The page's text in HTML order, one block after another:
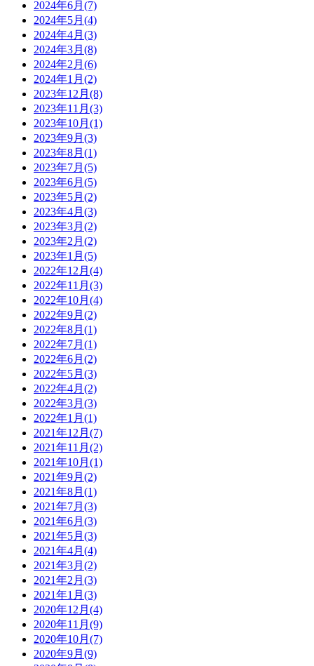
2024年6月(7)
2024年5月(4)
2024年4月(3)
2024年3月(8)
2024年2月(6)
2024年1月(2)
2023年12月(8)
2023年11月(3)
2023年10月(1)
2023年9月(3)
2023年8月(1)
2023年7月(5)
2023年6月(5)
2023年5月(2)
2023年4月(3)
2023年3月(2)
2023年2月(2)
2023年1月(5)
2022年12月(4)
2022年11月(3)
2022年10月(4)
2022年9月(2)
2022年8月(1)
2022年7月(1)
2022年6月(2)
2022年5月(3)
2022年4月(2)
2022年3月(3)
2022年1月(1)
2021年12月(7)
2021年11月(2)
2021年10月(1)
2021年9月(2)
2021年8月(1)
2021年7月(3)
2021年6月(3)
2021年5月(3)
2021年4月(4)
2021年3月(2)
2021年2月(3)
2021年1月(3)
2020年12月(4)
2020年11月(9)
2020年10月(7)
2020年9月(9)